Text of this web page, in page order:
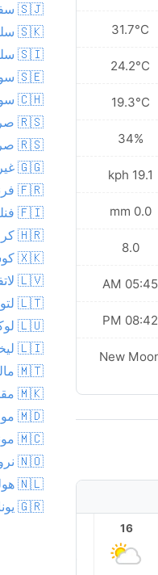
31.7°C
24.2°C
19.3°C
34%
19.1 kph
0.0 mm
8.0
05:45 AM
08:42 PM
New
22.2°C
19.0°C
15.2°C
62%
20.5 kph
0.0 mm
05:47 AM
08:40 PM
Waxing
Crescent
16
🇸🇯 سفالبارد وجان ماين
🇸🇰 سلوفاكيا
🇸🇮 سلوفينيا
🇸🇪 سويد
🇨🇭 سويسرا
🇷🇸 صربيا
🇷🇸 صربيا والجبل الأسود
🇬🇬 غيرنزي
🇫🇷 فرنسا
🇫🇮 فنلندا
🇭🇷 كرواتيا
🇽🇰 كوسوفو
🇱🇻 لاتفيا
🇱🇹 لتوانيا
🇱🇺 لوكسمبورج
🇱🇮 ليختنشتاين
🇲🇹 مالطا
🇲🇰 مقدونيا الشمالية
🇲🇩 مولدافيا
🇲🇨 موناكو
🇳🇴 نرويج
🇳🇱 هولندا
🇬🇷 يونان